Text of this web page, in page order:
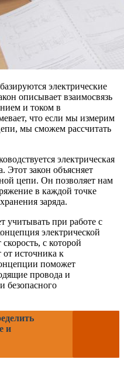
электрические
описывает взаимосвязь
и током в
что если мы измерим
мы сможем рассчитать
электрическая
Этот закон объясняет
цепи. Он позволяет нам
в каждой точке
заряда.
учитывать при работе с
электрической
с которой
от источника к
поможет
провода и
безопасного
и